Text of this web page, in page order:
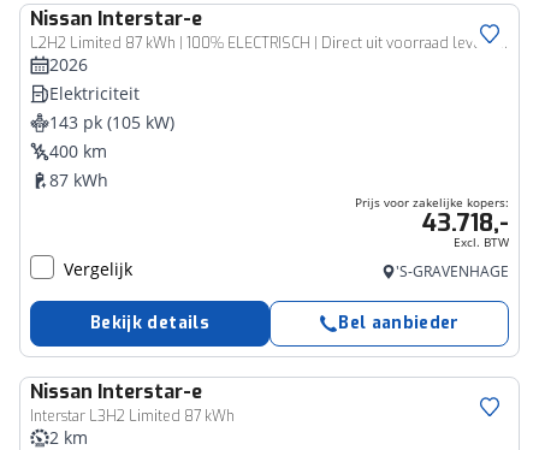
Nissan Interstar-e
L2H2 Limited 87 kWh | 100% ELECTRISCH | Direct uit voorraad leverbaar!
Bedrijfswagen
2026
Elektriciteit
143 pk (105 kW)
400 km
87 kWh
Prijs voor zakelijke kopers:
43.718,-
Excl. BTW
Vergelijk 'S-GRAVENHAGE
Bekijk details Bel aanbieder
Nissan Interstar-e
Interstar L3H2 Limited 87 kWh
Bedrijfswagen
2 km